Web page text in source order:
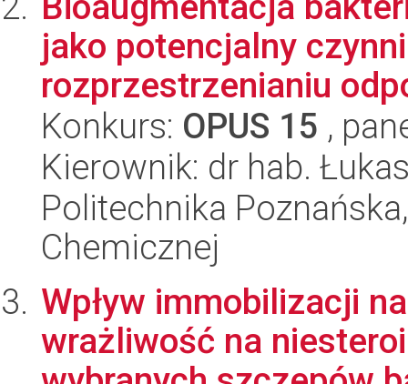
jako potencjalny
rozprzestrzenianiu
Konkurs: OPUS 15 ,
Kierownik: dr hab.
Politechnika
Chemicznej
Wpływ immobilizacji
wrażliwość na